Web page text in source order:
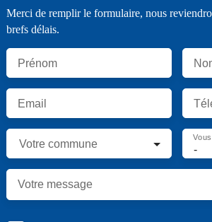
Merci de remplir le formulaire, nous
brefs délais.
Prénom
Email
Votre commune -
Votre message